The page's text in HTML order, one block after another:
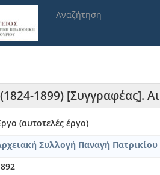
Αναζήτηση
1899) [Συγγραφέας].
(αυτοτελές έργο)
Συλλογή Παναγή Πατρικίου